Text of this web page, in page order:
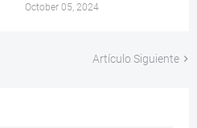
October 05, 2024
Artículo Siguiente